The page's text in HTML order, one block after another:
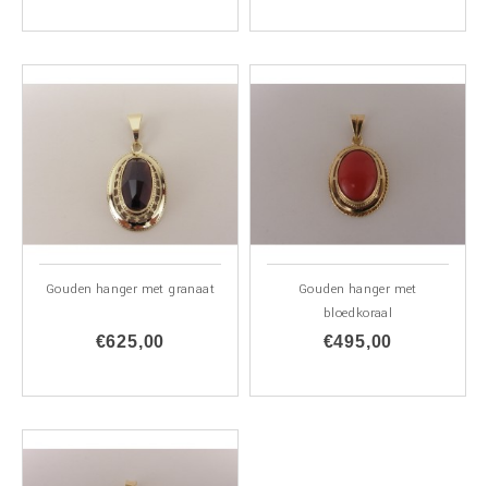
ONLINE
ONLINE
Gouden hanger met granaat
€625,00
Gouden hanger met
bloedkoraal
€495,00